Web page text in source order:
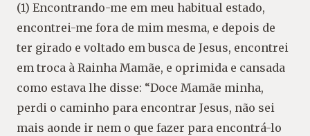
(1) Encontrando-me em meu habitual estado,
encontrei-me fora de mim mesma, e depois de
ter girado e voltado em busca de Jesus, encontrei
em troca à Rainha Mamãe, e oprimida e cansada
como estava lhe disse: “Doce Mamãe minha,
perdi o caminho para encontrar Jesus, não sei
mais aonde ir nem o que fazer para encontrá-lo